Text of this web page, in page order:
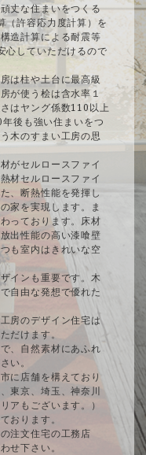
丈な住まいをつくる
許容応力度計算）を
造計算による耐震等
心していただけるので
は柱や土台に最高級
が使う桧は含水率１
はヤング係数110以上
後も強い住まいをつ
木のすまい工房の思
がセルロースファイ
材セルロースファイ
、断熱性能を発揮し
家を実現します。ま
っております。床材
出性能の高い漆喰壁
も室内はきれいな空
インも重要です。木
自由な発想で優れた
房のデザイン住宅は
だけます。
、自然素材にあふれ
い。
に店舗を構えており
東京、埼玉、神奈川
アもございます。）
おります。
注文住宅の工務店
せ下さい。